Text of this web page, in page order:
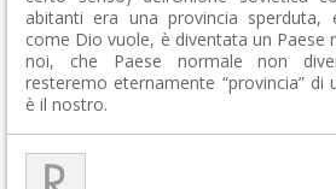
abitanti era una provincia
come Dio vuole, è diventata un Paese
noi, che Paese normale non
resteremo eternamente “provincia” di
è il nostro.